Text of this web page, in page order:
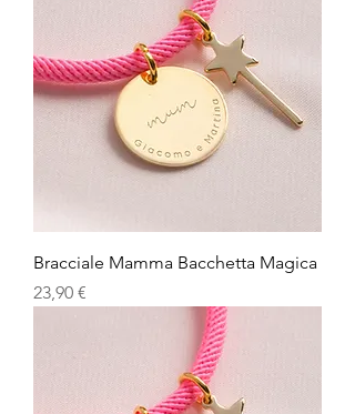
Bracciale Mamma Bacchetta Magica
Prezzo
23,90 €